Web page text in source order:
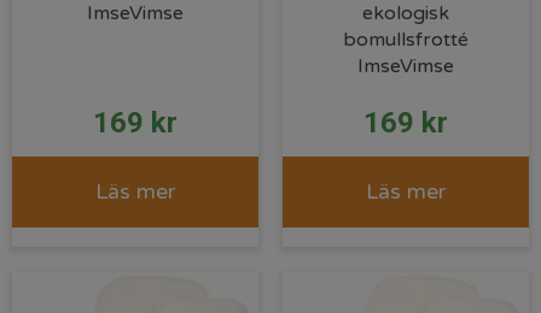
ImseVimse
169 kr
Läs mer
ekologisk
bomullsfrotté
ImseVimse
169 kr
Läs mer